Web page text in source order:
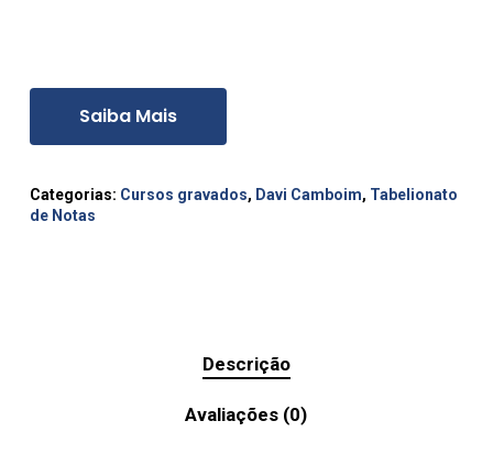
Saiba Mais
Categorias: Cursos gravados, Davi Camboim, Tabelionato
de Notas
Descrição
Avaliações (0)